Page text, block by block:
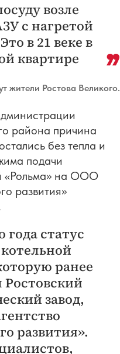
возле
с нагретой
в 21 веке в
квартире
жители Ростова Великого.
района причина
без тепла и
подачи
«Рольма» на ООО
развития»
года статус
ранее
Ростовский
завод,
развития».